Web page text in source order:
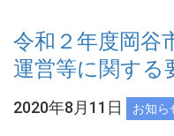
令和２年度岡谷
運営等に関する
2020年8月11日 お知ら